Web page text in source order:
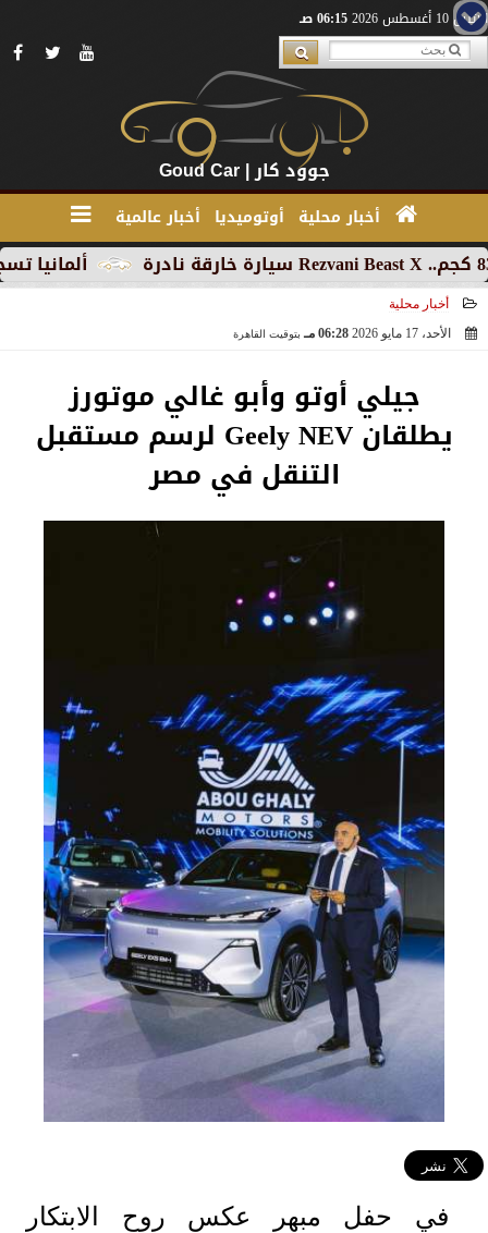
الإثنين 10 أغسطس 2026 06:15 صـ
جوود كار | Goud Car
أخبار محلية أوتوميديا أخبار عالمية
ألمانيا تسجل تراجعاً
أخبار محلية
الأحد، 17 مايو 2026
06:28 مـ بتوقيت القاهرة
جيلي أوتو وأبو غالي موتورز
يطلقان Geely NEV لرسم مستقبل
التنقل في مصر
في حفل مبهر عكس روح الابتكار